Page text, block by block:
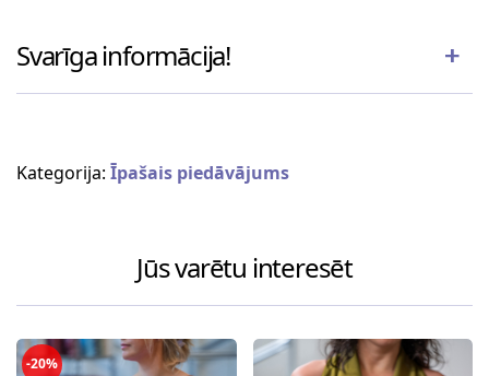
Svarīga informācija!
Kategorija: Īpašais piedāvājums
Jūs varētu interesēt
-20%